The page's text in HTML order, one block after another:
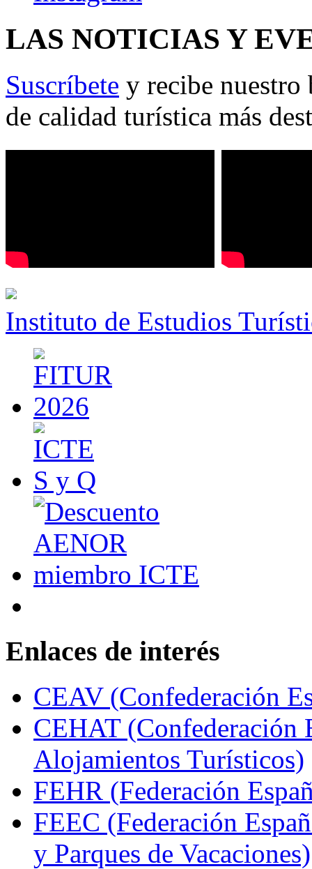
LAS NOTICIAS Y
Suscríbete y recibe nuestro
de calidad turística más
Instituto de Estudios
Enlaces de interés
CEAV (Confederación
CEHAT (Confederación
Alojamientos Turísticos)
FEHR (Federación
FEEC (Federación
y Parques de Vacaciones)